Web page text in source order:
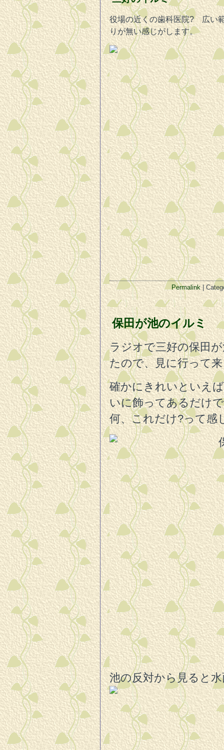
役場の近くの歯科医院? 広い
りが無い感じがします。
Permalink|
保田が池のイルミ
ラジオで三好の保田
たので、見に行って
確かにきれいといえ
いに飾ってあるだけ
何、これだけ?って感
池の反対から見ると